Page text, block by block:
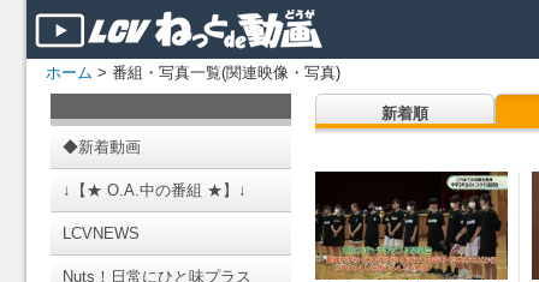
ホーム > 番組・写真一覧(関連映像・写真)
◆新着動画
↓【★ O.A.中の番組 ★】↓
LCVNEWS
Nuts！日常にひと味プラス
新着順